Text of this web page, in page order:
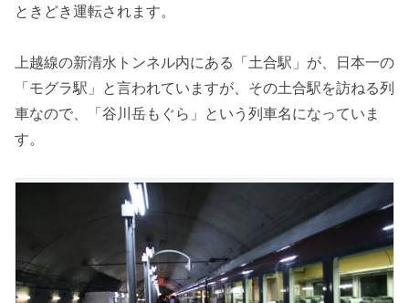
ときどき運転されます。
上越線の新清水トンネル内にある「土合駅」が、日本一の
「モグラ駅」と言われていますが、その土合駅を訪ねる列
車なので、「谷川岳もぐら」という列車名になっていま
す。